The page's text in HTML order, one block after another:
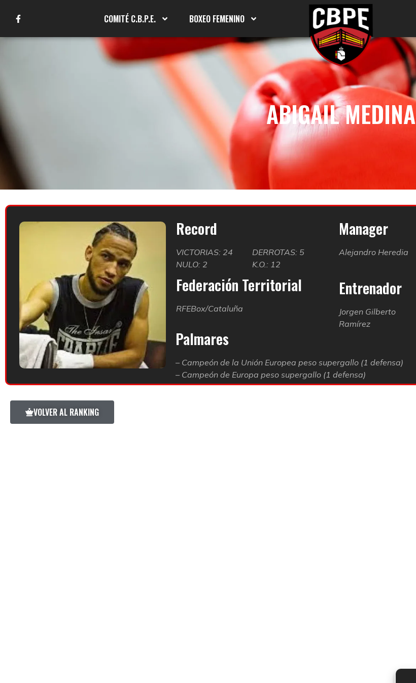
COMITÉ C.B.P.E. BOXEO FEMENINO
ABIGAIL MEDINA
Record
VICTORIAS: 24
DERROTAS: 5
NULO: 2
K.O.: 12
Federación Territorial
RFEBox/Cataluña
Manager
Alejandro Heredia
Entrenador
Jorgen Gilberto
Ramírez
VOLVER AL RANKING
Palmares
– Campeón de la Unión Europea peso supergallo (1 defensa)
– Campeón de Europa peso supergallo (1 defensa)